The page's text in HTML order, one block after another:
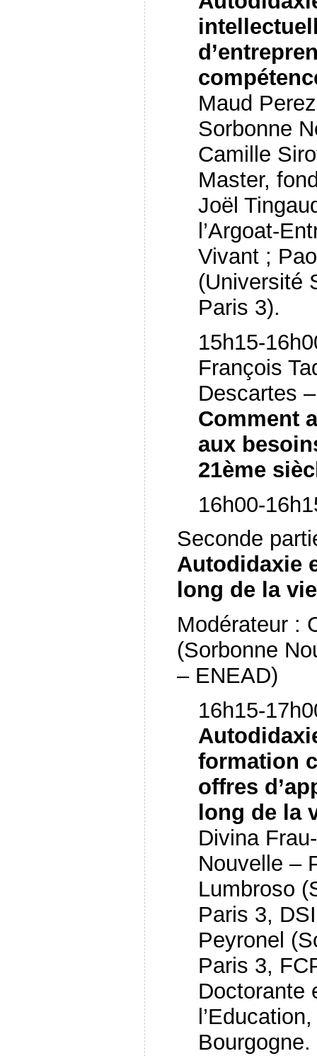
Maud
Sorbonne
Camille
Master,
Joël
l’Argoat-
Vivant ;
(Université
Paris 3).
15h15-
François
Descartes
Comment
aux
21ème
16h00-
Seconde
Autodidaxie
long de la vie
Modérateur :
(Sorbonne
– ENEAD)
16h15-
formation
offres
long de la
Divina
Nouvelle –
Lumbroso
Paris 3,
Peyronel
Paris 3,
Doctorante
Bourgogne.